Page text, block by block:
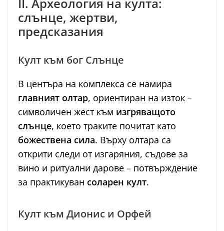
II. Археология на култа:
слънце, жертви,
предсказания
Култ към бог Слънце
В центъра на комплекса се намира
главният олтар, ориентиран на изток –
символичен жест към изгряващото
слънце, което траките почитат като
божествена сила. Върху олтара са
открити следи от изгаряния, съдове за
вино и ритуални дарове – потвърждение
за практикуван соларен култ.
Култ към Дионис и Орфей